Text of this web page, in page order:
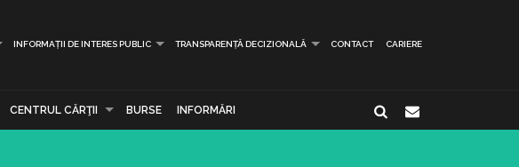
INFORMAȚII DE INTERES PUBLIC TRANSPARENȚĂ DECIZIONALĂ CONTACT CARIERE
CENTRUL CĂRŢII BURSE INFORMĂRI